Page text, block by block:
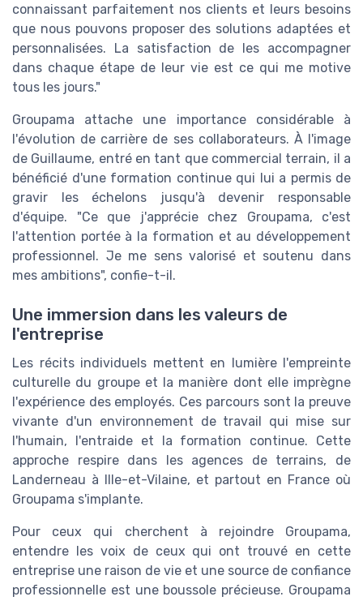
connaissant parfaitement nos clients et leurs besoins
que nous pouvons proposer des solutions adaptées et
personnalisées. La satisfaction de les accompagner
dans chaque étape de leur vie est ce qui me motive
tous les jours."
Groupama attache une importance considérable à
l'évolution de carrière de ses collaborateurs. À l'image
de Guillaume, entré en tant que commercial terrain, il a
bénéficié d'une formation continue qui lui a permis de
gravir les échelons jusqu'à devenir responsable
d'équipe. "Ce que j'apprécie chez Groupama, c'est
l'attention portée à la formation et au développement
professionnel. Je me sens valorisé et soutenu dans
mes ambitions", confie-t-il.
Une immersion dans les valeurs de
l'entreprise
Les récits individuels mettent en lumière l'empreinte
culturelle du groupe et la manière dont elle imprègne
l'expérience des employés. Ces parcours sont la preuve
vivante d'un environnement de travail qui mise sur
l'humain, l'entraide et la formation continue. Cette
approche respire dans les agences de terrains, de
Landerneau à Ille-et-Vilaine, et partout en France où
Groupama s'implante.
Pour ceux qui cherchent à rejoindre Groupama,
entendre les voix de ceux qui ont trouvé en cette
entreprise une raison de vie et une source de confiance
professionnelle est une boussole précieuse. Groupama